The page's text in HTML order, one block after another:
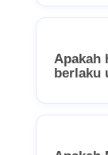
Apakah
berlaku